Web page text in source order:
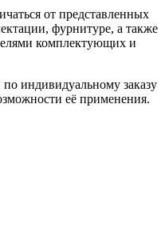
от представленных
фурнитуре, а также
комплектующих и
индивидуальному заказу
её применения.